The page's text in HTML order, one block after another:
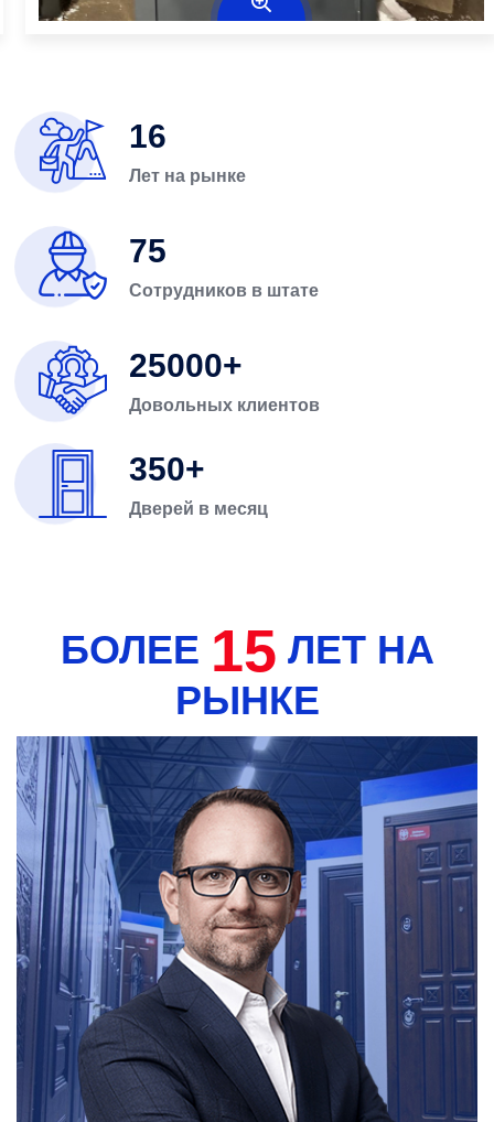
16
Лет на рынке
75
Сотрудников в штате
25000
Довольных клиентов
350
Дверей в месяц
БОЛЕЕ 15 ЛЕТ НА
РЫНКЕ